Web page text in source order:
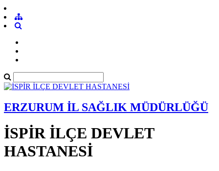
ERZURUM İL SAĞLIK MÜDÜRLÜĞÜ
İSPİR İLÇE DEVLET
HASTANESİ